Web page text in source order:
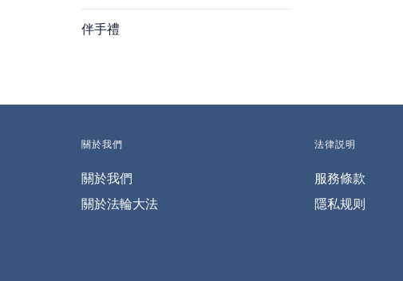
伴手禮
關於我們
關於我們
關於法輪大法
法律説明
服務條款
隱私规则